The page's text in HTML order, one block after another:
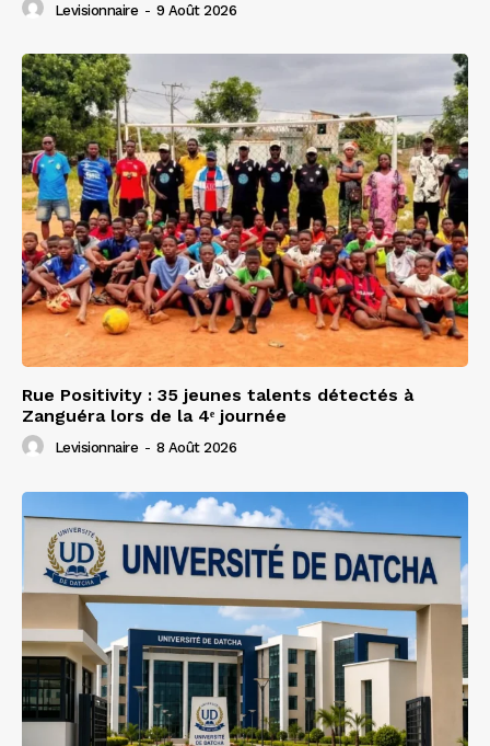
Levisionnaire - 9 Août 2026
Rue Positivity : 35 jeunes talents détectés à
Zanguéra lors de la 4ᵉ journée
Levisionnaire - 8 Août 2026